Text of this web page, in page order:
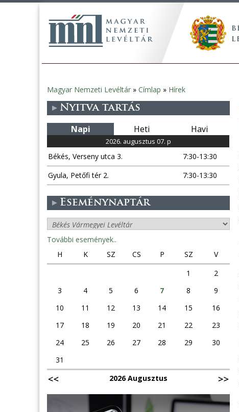
Jelenlegi
hely
Magyar Nemzeti Levéltár » Címlap » Hírek
Nyitva tartás
Napi Heti Havi
2026. augusztus 07. p
Békés, Verseny utca 3.
7:30-13:30
Gyula, Petőfi tér 2.
7:30-13:30
Eseménynaptár
További események..
H
K SZ CS P SZ
V
1
2
3
4 5 6 7 8
9
10
11 12 13 14 15
16
17
18 19 20 21 22
23
24
25 26 27 28 29
30
31
2026 Augusztus